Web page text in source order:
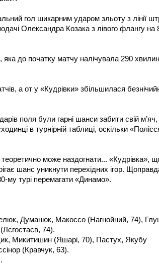
гол шикарним ударом зльоту з лінії
Олександра Козака з лівого флангу на
до початку матчу налічувала 290
а от у «Кудрівки» збільшилася
поля були гарні шанси забити свій
в турнірній таблиці, оскільки
може наздогнати... «Кудрівка»,
шанс уникнути перехідних ігор.
му турі перемагати «Динамо».
Думанюк, Макоссо (Нагнойний, 74),
74).
Микитишин (Яшарі, 70), Пастух, Якубу
(Кравчук, 63).